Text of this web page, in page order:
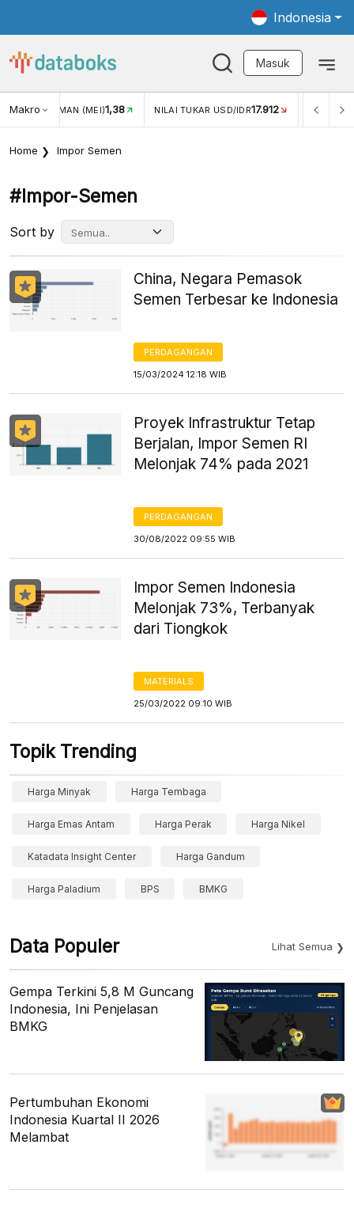
Indonesia
Masuk
MakroWISMAN (MEI)1,38 NILAI TUKAR USD/IDR17.912 INFLASI
Home Impor Semen
#impor-Semen
Sort by
China, Negara Pemasok
Semen Terbesar ke Indonesia
PERDAGANGAN
15/03/2024 12:18 WIB
Proyek Infrastruktur Tetap
Berjalan, Impor Semen RI
Melonjak 74% pada 2021
PERDAGANGAN
30/08/2022 09:55 WIB
Impor Semen Indonesia
Melonjak 73%, Terbanyak
dari Tiongkok
MATERIALS
25/03/2022 09:10 WIB
Topik Trending
Harga Minyak Harga Tembaga
Harga Emas Antam Harga Perak Harga Nikel
Katadata Insight Center Harga Gandum
Harga Paladium BPS BMKG
Data Populer Lihat Semua
Gempa Terkini 5,8 M Guncang
Indonesia, Ini Penjelasan
BMKG
Pertumbuhan Ekonomi
Indonesia Kuartal II 2026
Melambat